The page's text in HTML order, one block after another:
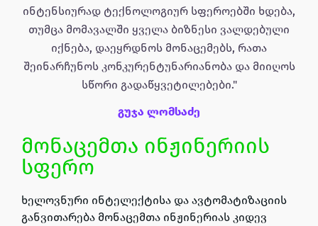
ინტენსიურად ტექნოლოგიურ სფეროებში ხდება,
თუმცა მომავალში ყველა ბიზნესი ვალდებული
იქნება, დაეყრდნოს მონაცემებს, რათა
შეინარჩუნოს კონკურენტუნარიანობა და მიიღოს
სწორი გადაწყვეტილებები."
გუჯა ლომსაძე
მონაცემთა ინჟინერიის
სფერო
ხელოვნური ინტელექტისა და ავტომატიზაციის
განვითარება მონაცემთა ინჟინერიას კიდევ